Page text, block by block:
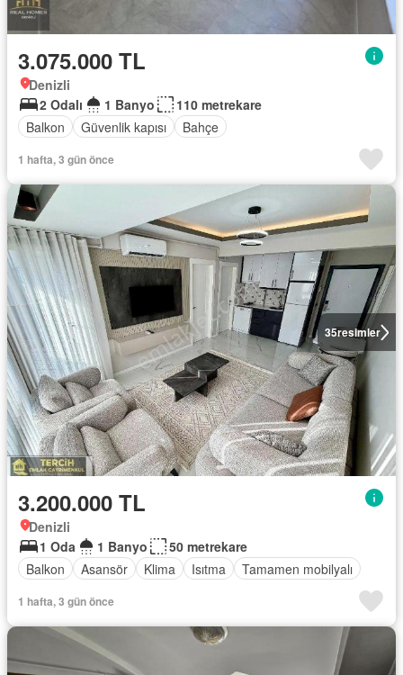
3.075.000 TL
Denizli
2 Odalı
1 Banyo
110 metrekare
Balkon
Güvenlik kapısı Bahçe
1 hafta, 3 gün önce
35resimler
3.200.000 TL
Denizli
1 Oda
1 Banyo
50 metrekare
Balkon
Asansör Klima Isıtma Tamamen mobilyalı
1 hafta, 3 gün önce